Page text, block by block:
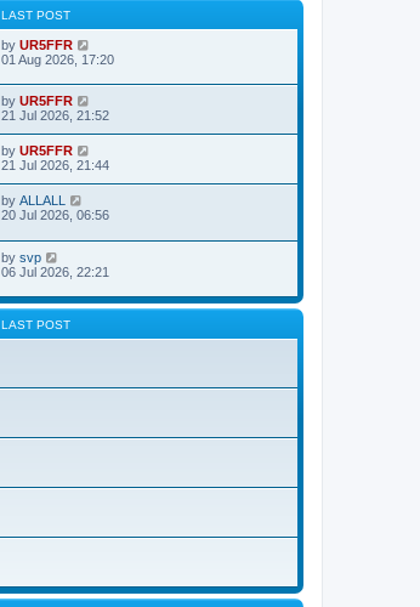
LAST POST
by UR5FFR
01 Aug 2026, 17:20
by UR5FFR
21 Jul 2026, 21:52
by UR5FFR
21 Jul 2026, 21:44
by ALLALL
20 Jul 2026, 06:56
by svp
06 Jul 2026, 22:21
LAST POST